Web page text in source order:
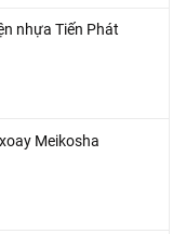
nhựa Tiến Phát
Meikosha